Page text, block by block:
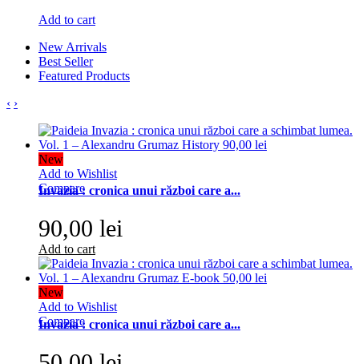
Add to cart
New Arrivals
Best Seller
Featured Products
‹ ›
New
Add to Wishlist
Compare
Invazia : cronica unui război care a...
90,00 lei
Add to cart
New
Add to Wishlist
Compare
Invazia : cronica unui război care a...